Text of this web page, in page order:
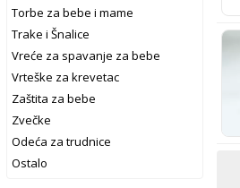
Torbe za bebe i mame
Trake i Šnalice
Vreće za spavanje za bebe
Vrteške za krevetac
Zaštita za bebe
Zvečke
Odeća za trudnice
Ostalo